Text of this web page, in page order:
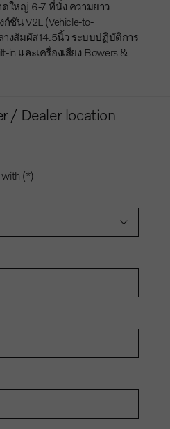
ใหญ่ 6-7 ที่นั่ง ความยาว
ชัน V2L (Vehicle-to-
างสัมผัส14.5นิ้ว ระบบปฏิบัติการ
in และเครื่องเสียง Bowers &
/ Dealer location
(*)